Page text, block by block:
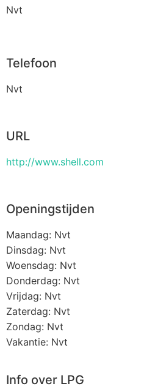
Nvt
Telefoon
Nvt
URL
http://www.shell.com
Openingstijden
Maandag: Nvt
Dinsdag: Nvt
Woensdag: Nvt
Donderdag: Nvt
Vrijdag: Nvt
Zaterdag: Nvt
Zondag: Nvt
Vakantie: Nvt
Info over LPG